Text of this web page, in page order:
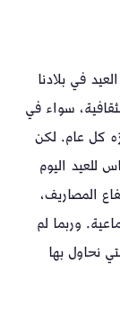
في بلادنا
سواء في
كل عام. لكن
للعيد اليوم
المصاريف،
وربما لم
نحاول بها